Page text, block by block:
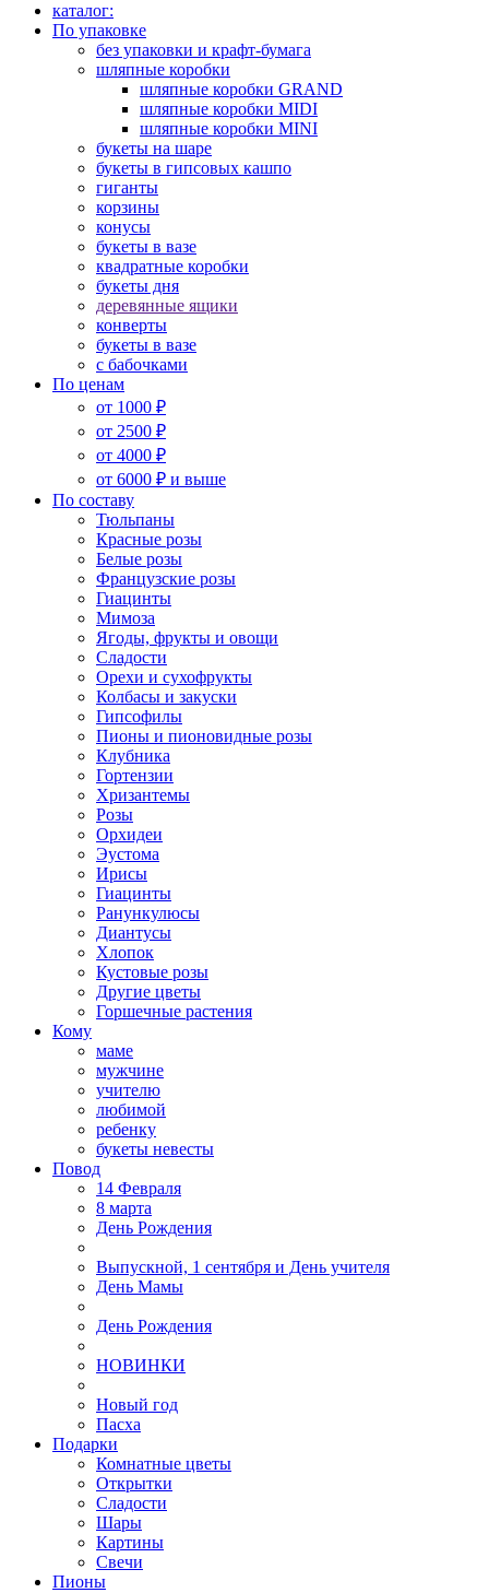
каталог:
По упаковке
без упаковки и крафт-бумага
шляпные коробки
шляпные коробки GRAND
шляпные коробки MIDI
шляпные коробки MINI
букеты на шаре
букеты в гипсовых кашпо
гиганты
корзины
конусы
букеты в вазе
квадратные коробки
букеты дня
деревянные ящики
конверты
букеты в вазе
с бабочками
По ценам
от 1000 ₽
от 2500 ₽
от 4000 ₽
от 6000 ₽ и выше
По составу
Тюльпаны
Красные розы
Белые розы
Французские розы
Гиацинты
Мимоза
Ягоды, фрукты и овощи
Сладости
Орехи и сухофрукты
Колбасы и закуски
Гипсофилы
Пионы и пионовидные розы
Клубника
Гортензии
Хризантемы
Розы
Орхидеи
Эустома
Ирисы
Гиацинты
Ранункулюсы
Диантусы
Хлопок
Кустовые розы
Другие цветы
Горшечные растения
Кому
маме
мужчине
учителю
любимой
ребенку
букеты невесты
Повод
14 Февраля
8 марта
День Рождения
Выпускной, 1 сентября и День учителя
День Мамы
День Рождения
НОВИНКИ
Новый год
Пасха
Подарки
Комнатные цветы
Открытки
Сладости
Шары
Картины
Свечи
Пионы